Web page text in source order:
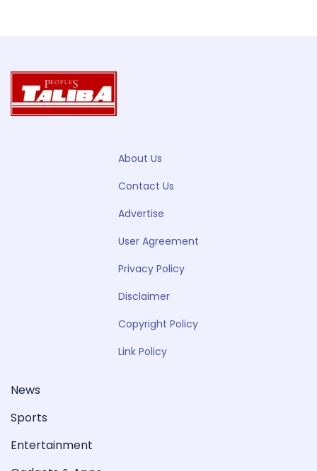
About Us
Contact Us
Advertise
User Agreement
Privacy Policy
Disclaimer
Copyright Policy
Link Policy
News
Sports
Entertainment